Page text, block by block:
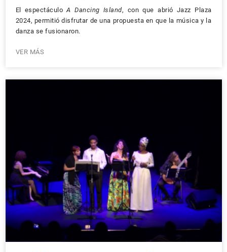
El espectáculoA Dancing Island, con que abrió Jazz Plaza
2024, permitió disfrutar de una propuesta en que la música y la
danza se fusionaron.
VER MÁS